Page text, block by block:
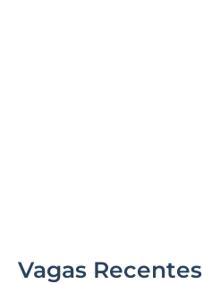
Vagas Recentes